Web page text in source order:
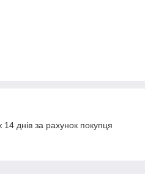
днів за рахунок покупця